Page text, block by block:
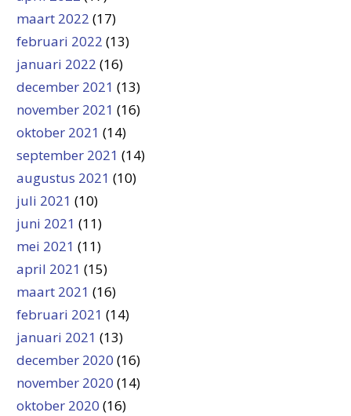
maart 2022 (17)
februari 2022 (13)
januari 2022 (16)
december 2021 (13)
november 2021 (16)
oktober 2021 (14)
september 2021 (14)
augustus 2021 (10)
juli 2021 (10)
juni 2021 (11)
mei 2021 (11)
april 2021 (15)
maart 2021 (16)
februari 2021 (14)
januari 2021 (13)
december 2020 (16)
november 2020 (14)
oktober 2020 (16)